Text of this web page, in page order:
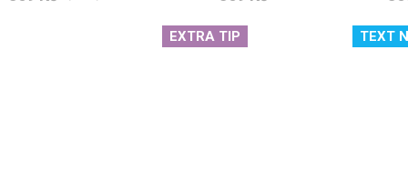
produktu
5,0
z 5
5,0
z 5
EXTRA TIP TEXT